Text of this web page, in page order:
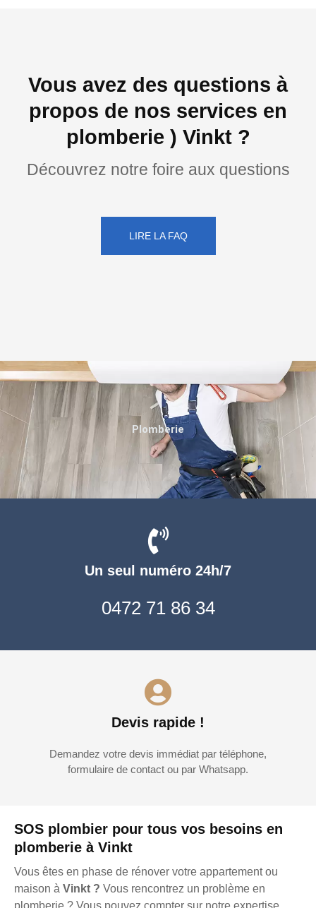
Vous avez des questions à
propos de nos services en
plomberie ) Vinkt ?
Découvrez notre foire aux questions
LIRE LA FAQ
SOS plombier pour tous vos besoins en
plomberie à Vinkt
Vous êtes en phase de rénover votre appartement ou
maison à Vinkt ? Vous rencontrez un problème en
Un seul numéro 24h/7
0472 71 86 34
Devis rapide !
Demandez votre devis immédiat par téléphone,
formulaire de contact ou par Whatsapp.
Plomberie